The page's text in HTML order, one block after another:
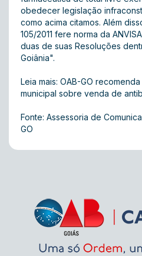
obedecer legislação
como acima citamos. Além
105/2011 fere norma da
duas de suas Resoluções
Goiânia".
Leia mais: OAB-GO
municipal sobre venda de
Fonte: Assessoria de
GO